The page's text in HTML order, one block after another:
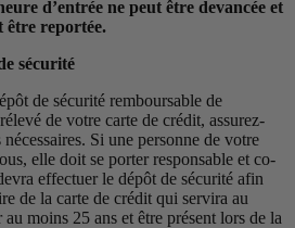
d’entrée ne peut être devancée et
être reportée.
sécurité
de sécurité remboursable de
de votre carte de crédit, assurez-
Si une personne de votre
elle doit se porter responsable et co-
effectuer le dépôt de sécurité afin
de la carte de crédit qui servira au
moins 25 ans et être présent lors de la